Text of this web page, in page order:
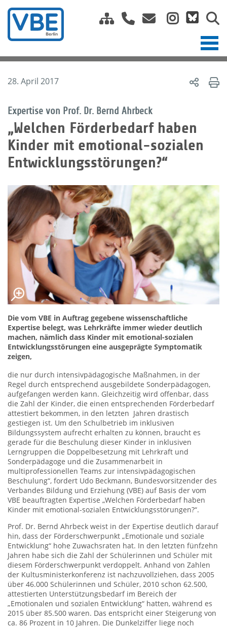
28. April 2017
Expertise von Prof. Dr. Bernd Ahrbeck
„Welchen Förderbedarf haben
Kinder mit emotional-sozialen
Entwicklungsstörungen?“
Die vom VBE in Auftrag gegebene wissenschaftliche
Expertise belegt, was Lehrkräfte immer wieder deutlich
machen, nämlich dass Kinder mit emotional-sozialen
Entwicklungsstörungen eine ausgeprägte Symptomatik
zeigen,
die nur durch intensivpädagogische Maßnahmen, in der
Regel durch entsprechend ausgebildete Sonderpädagogen,
aufgefangen werden kann. Gleichzeitig wird offenbar, dass
die Zahl der Kinder, die einen entsprechenden Förderbedarf
attestiert bekommen, in den letzten Jahren drastisch
gestiegen ist. Um den Schulbetrieb im inklusiven
Bildungssystem aufrecht erhalten zu können, braucht es
gerade für die Beschulung dieser Kinder in inklusiven
Lerngruppen die Doppelbesetzung mit Lehrkraft und
Sonderpädagoge und die Zusammenarbeit in
multiprofessionellen Teams zur intensivpädagogischen
Beschulung“, fordert Udo Beckmann, Bundesvorsitzender des
Verbandes Bildung und Erziehung (VBE) auf Basis der vom
VBE beauftragten Expertise „Welchen Förderbedarf haben
Kinder mit emotional-sozialen Entwicklungsstörungen?“.
Prof. Dr. Bernd Ahrbeck weist in der Expertise deutlich darauf
hin, dass der Förderschwerpunkt „Emotionale und soziale
Entwicklung“ hohe Zuwachsraten hat. In den letzten fünfzehn
Jahren habe sich die Zahl der Schülerinnen und Schüler mit
diesem Förderschwerpunkt verdoppelt. Anhand von Zahlen
der Kultusministerkonferenz ist nachzuvollziehen, dass 2005
über 46.000 Schülerinnen und Schüler, 2010 schon 62.500,
attestierten Unterstützungsbedarf im Bereich der
„Emotionalen und sozialen Entwicklung“ hatten, während es
2015 über 85.500 waren. Das entspricht einer Steigerung von
ca. 86 Prozent in 10 Jahren. Die Dunkelziffer liege noch